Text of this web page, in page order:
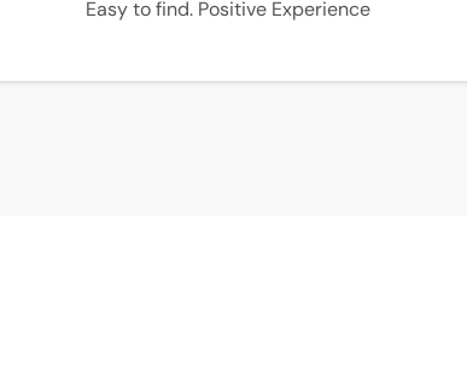
Easy to find. Positive Experience